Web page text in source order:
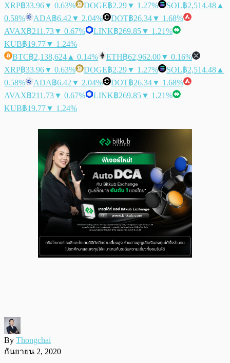
XRP฿33.96▼ 0.63% DOGE฿2.29▼ 1.27% SOL฿2,514.48 ▲
0.58%
ADA฿6.42 ▼ 2.04% DOT฿26.34▼ 1.68%
AVAX฿211.73▼ 0.67% LINK฿269.85▼ 1.21%
KUB฿19.77▼ 1.24%
BTC฿2,138,624 ▲ 0.14% ETH฿62,962.00▼ 0.16%
XRP฿33.96▼ 0.63% DOGE฿2.29▼ 1.27% SOL฿2,514.48 ▲
0.58%
ADA฿6.42 ▼ 2.04% DOT฿26.34▼ 1.68%
AVAX฿211.73▼ 0.67% LINK฿269.85▼ 1.21%
KUB฿19.77▼ 1.24%
By Thongchai
กันยายน 2, 2020